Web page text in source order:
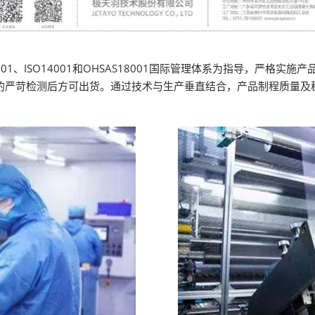
、ISO14001和OHSAS18001国际管理体系为指导，严格实施
苛检测后方可出货。通过技术与生产垂直结合，产品制程质量